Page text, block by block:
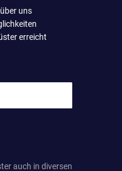
uns
erreicht
auch in diversen